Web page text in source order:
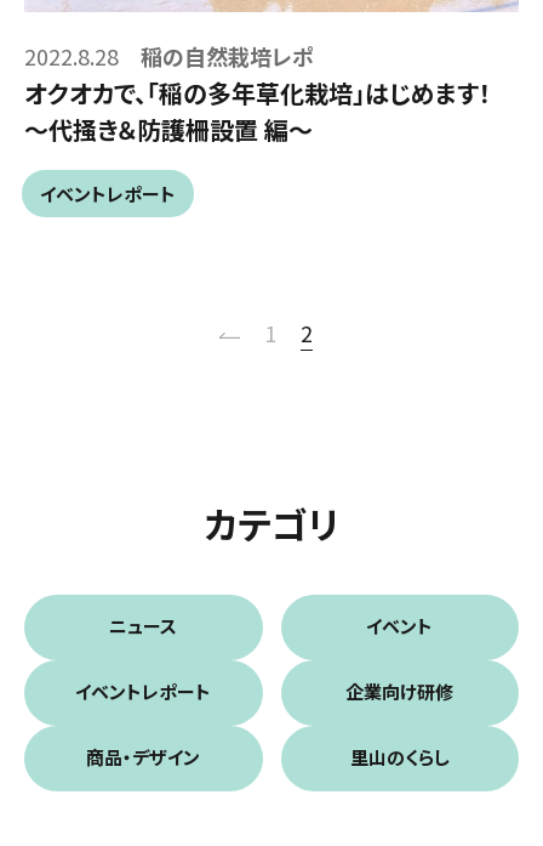
2022.8.28 稲の自然栽培レポ
オクオカで、「稲の多年草化栽培」はじめます！
～代掻き＆防護柵設置 編～
イベントレポート
1 2
カテゴリ
ニュース イベント
イベントレポート 企業向け研修
商品・デザイン 里山のくらし